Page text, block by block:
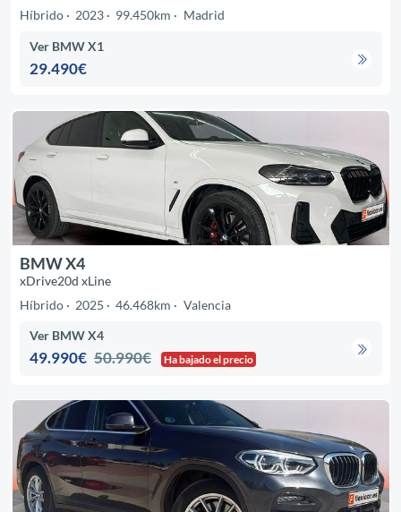
Híbrido
2023 99.450km Madrid
Ver BMW X1
29.490€
BMW X4
xDrive20d xLine
Híbrido
2025 46.468km Valencia
Ver BMW X4
49.990€ 50.990€ Ha bajado el precio